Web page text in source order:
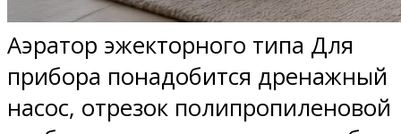
Аэратор эжекторного типа Для
прибора понадобится дренажный
насос, отрезок полипропиленовой